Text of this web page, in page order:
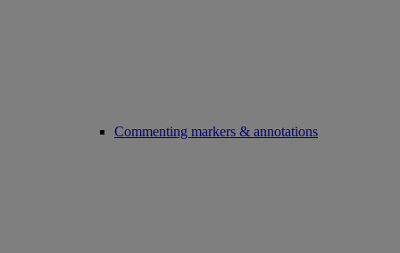
Commenting markers & annotations